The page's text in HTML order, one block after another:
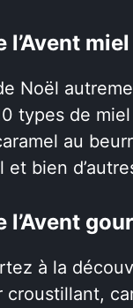
l’Avent
Noël
types de
au
et bien
l’Avent
à la
croustillant,